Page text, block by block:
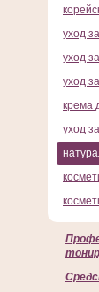
уход
уход
уход
крема
уход